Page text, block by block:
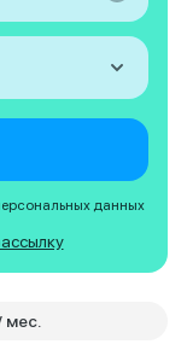
данных
/ мес.